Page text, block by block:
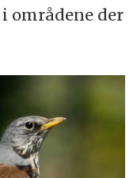
områdene der